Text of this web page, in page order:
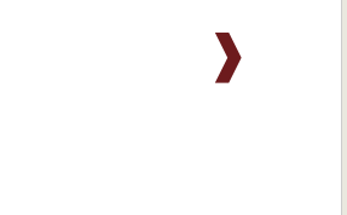
❱